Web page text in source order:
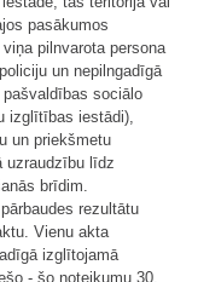
pasākumos
pilnvarota persona
un nepilngadīgā
sociālo
izglītības iestādi),
un priekšmetu
uzraudzību līdz
brīdim.
rezultātu
Vienu akta
izglītojamā
- šo noteikumu 30.